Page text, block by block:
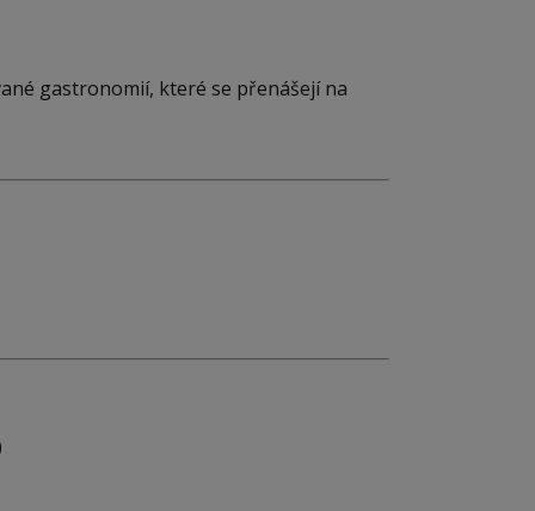
gastronomií, které se přenášejí na